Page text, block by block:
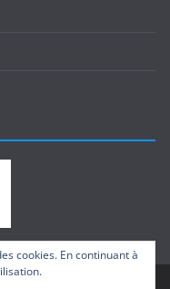
cookies. En continuant à